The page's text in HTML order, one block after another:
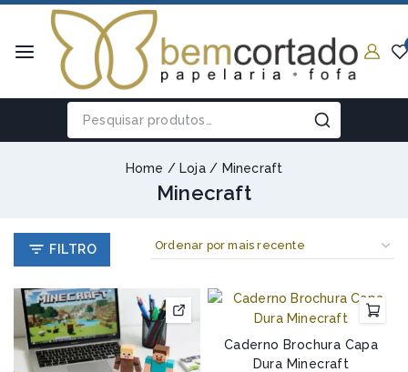
Home / Loja / Minecraft
Minecraft
FILTRO
Caderno Brochura Capa
Dura Minecraft